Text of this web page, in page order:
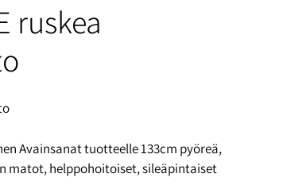
ruskea
Avainsanat tuotteelle133cm pyöreä,
matot,helppohoitoiset,sileäpintaiset